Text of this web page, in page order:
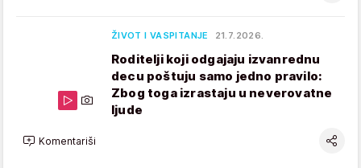
ŽIVOT I VASPITANJE 21.7.2026.
Roditelji koji odgajaju izvanrednu
decu poštuju samo jedno pravilo:
Zbog toga izrastaju u neverovatne
ljude
Komentariši